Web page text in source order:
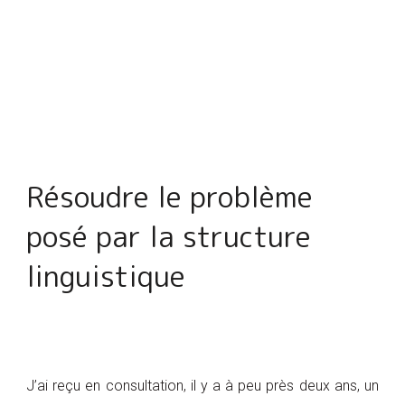
Résoudre le problème
posé par la structure
linguistique
J’ai reçu en consultation, il y a à peu près deux ans, un